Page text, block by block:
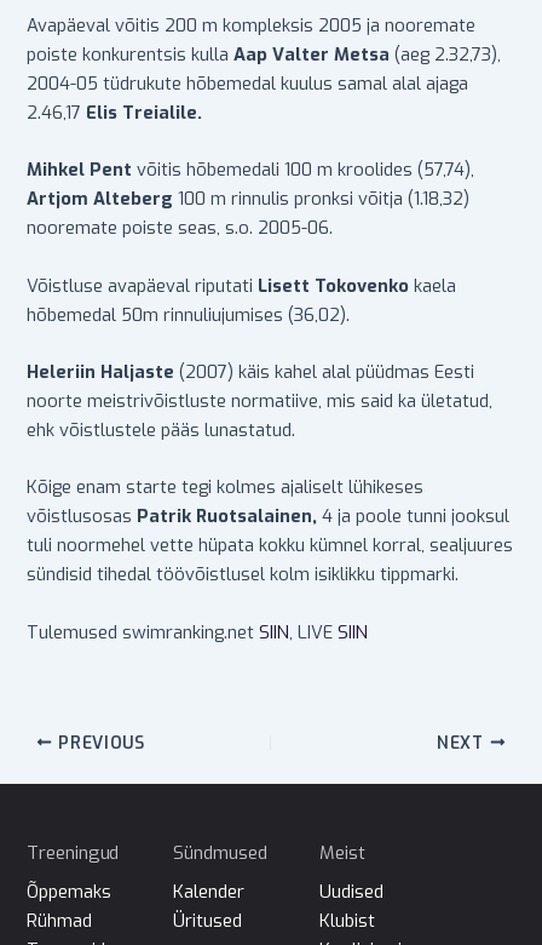
Avapäeval võitis 200 m kompleksis 2005 ja nooremate
poiste konkurentsis kullaAap Valter Metsa(aeg 2.32,73),
2004-05 tüdrukute hõbemedal kuulus samal alal ajaga
2.46,17 Elis Treialile.
Mihkel Pent võitis hõbemedali 100 m kroolides (57,74),
Artjom Alteberg100 m rinnulis pronksi võitja (1.18,32)
nooremate poiste seas, s.o. 2005-06.
Võistluse avapäeval riputati Lisett Tokovenko kaela
hõbemedal 50m rinnuliujumises (36,02).
Heleriin Haljaste(2007) käis kahel alal püüdmas Eesti
noorte meistrivõistluste normatiive, mis said ka ületatud,
ehk võistlustele pääs lunastatud.
Kõige enam starte tegi kolmes ajaliselt lühikeses
võistlusosas Patrik Ruotsalainen, 4 ja poole tunni jooksul
tuli noormehel vette hüpata kokku kümnel korral, sealjuures
sündisid tihedal töövõistlusel kolm isiklikku tippmarki.
Tulemused swimranking.netSIIN, LIVESIIN
PREVIOUS NEXT
Treeningud
Õppemaks
Rühmad
Sündmused
Kalender
Üritused
Meist
Uudised
Klubist